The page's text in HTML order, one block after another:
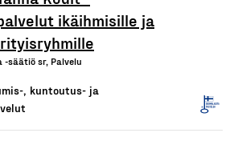
ikäihmisille ja
-säätiö sr, Palvelu
, kuntoutus- ja